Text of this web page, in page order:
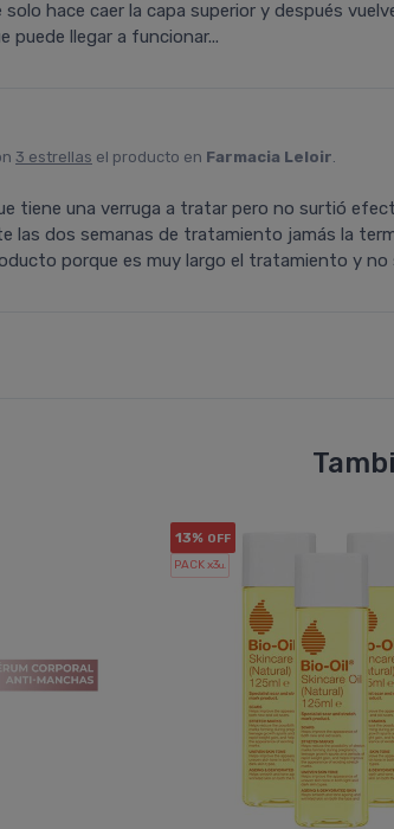
hace caer la capa superior y después
puede llegar a funcionar...
3 estrellas el producto en Farmacia Leloir.
tiene una verruga a tratar pero no surtió
las dos semanas de tratamiento jamás la
porque es muy largo el tratamiento y
13% OFF
PACK x3u.